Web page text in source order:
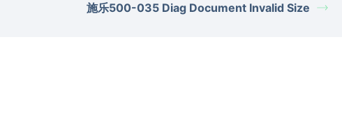
施乐500-035 Diag Document Invalid Size